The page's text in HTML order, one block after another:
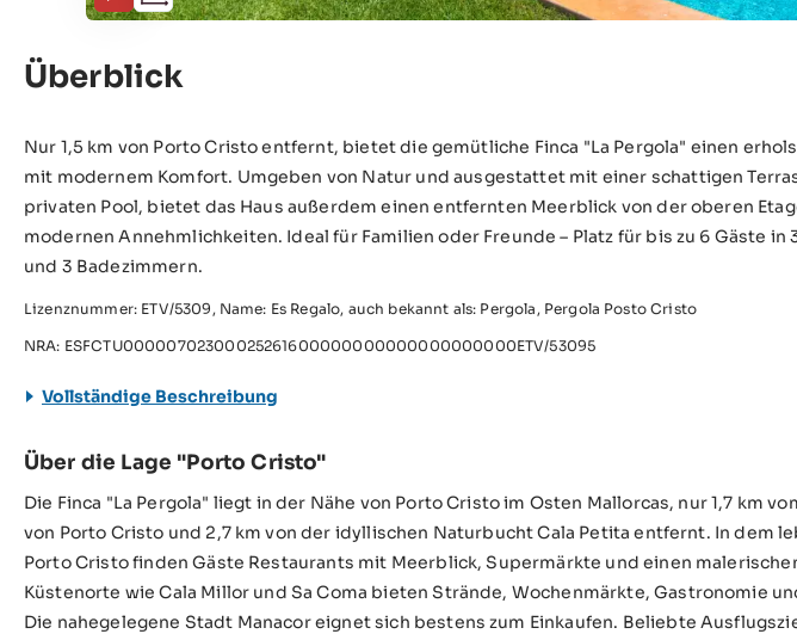
Überblick
Nur 1,5 km von Porto Cristo entfernt, bietet die gemütliche Finca "La Pergola" einen
mit modernem Komfort. Umgeben von Natur und ausgestattet mit einer schattigen
privaten Pool, bietet das Haus außerdem einen entfernten Meerblick von der oberen
modernen Annehmlichkeiten. Ideal für Familien oder Freunde – Platz für bis zu 6 Gäste in
und 3 Badezimmern.
Lizenznummer: ETV/5309, Name: Es Regalo, auch bekannt als: Pergola, Pergola Posto Cristo
NRA: ESFCTU00000702300025261600000000000000000000ETV/53095
Vollständige Beschreibung
Über die Lage "Porto Cristo"
Die Finca "La Pergola" liegt in der Nähe von Porto Cristo im Osten Mallorcas, nur 1,7 km
von Porto Cristo und 2,7 km von der idyllischen Naturbucht Cala Petita entfernt. In dem
Porto Cristo finden Gäste Restaurants mit Meerblick, Supermärkte und einen
Küstenorte wie Cala Millor und Sa Coma bieten Strände, Wochenmärkte, Gastronomie
Die nahegelegene Stadt Manacor eignet sich bestens zum Einkaufen. Beliebte